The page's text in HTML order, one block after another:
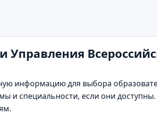
Управления
информацию для выбора
и специальности, если они доступны.